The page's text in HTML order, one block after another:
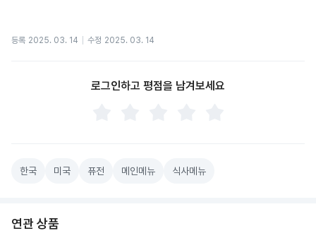
등록 2025. 03. 14 수정 2025. 03. 14
로그인하고 평점을 남겨보세요
한국 미국 퓨전 메인메뉴 식사메뉴
연관 상품